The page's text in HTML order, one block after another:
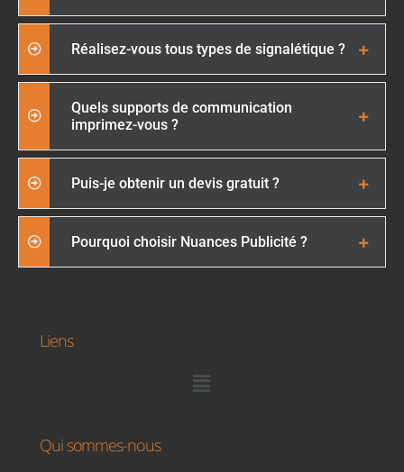
Réalisez-vous tous types de signalétique ?
Quels supports de communication
imprimez-vous ?
Puis-je obtenir un devis gratuit ?
Pourquoi choisir Nuances Publicité ?
Liens
Qui sommes-nous